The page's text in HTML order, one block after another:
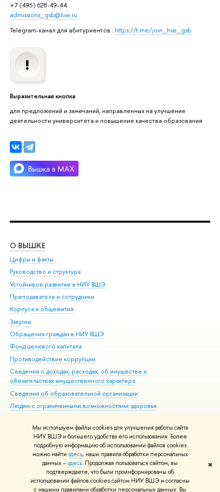
Мы используем файлы cookies для улучшения работы сайта
НИУ ВШЭ и большего удобства его использования. Более
подробную информацию об использовании файлов cookies
можно найти здесь, наши правила обработки персональных
данных –здесь. Продолжая пользоваться сайтом, вы
подтверждаете, что были проинформированы об
использовании файлов cookies сайтом НИУ ВШЭ и согласны
с нашими правилами обработки персональных данных. Вы
✖
+7 (495) 628-49-44
admissions_gsb@hse.ru
Telegram-канал для абитуриентов : https://t.me/join_hse_gsb
Выразительная кнопка
для предложений и замечаний, направленных на улучшение
деятельности университета и повышение качества образования
О ВЫШКЕ
Цифры и факты
Руководство и структура
Устойчивое развитие в НИУ ВШЭ
Преподаватели и сотрудники
Корпуса и общежития
Закупки
Обращения граждан в НИУ ВШЭ
Фонд целевого капитала
Противодействие коррупции
Сведения о доходах, расходах, об имуществе и
обязательствах имущественного характера
Сведения об образовательной организации
Людям с ограниченными возможностями здоровья
Работа в Вышке
© НИУ ВШЭ 1993–2026 Адреса и контакты Условия использования
материалов Политика конфиденциальности Карта сайта